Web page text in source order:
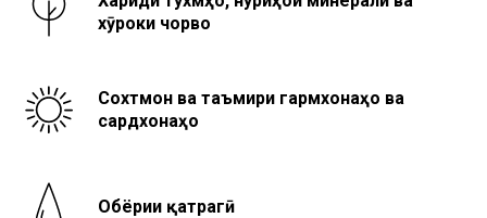
хӯроки чорво
Сохтмон ва таъмири гармхонаҳо ва
сардхонаҳо
Обёрии қатрагӣ